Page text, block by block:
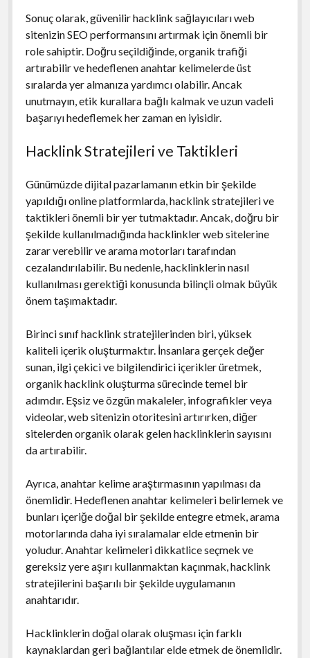
Sonuç olarak, güvenilir hacklink sağlayıcıları web
sitenizin SEO performansını artırmak için önemli bir
role sahiptir. Doğru seçildiğinde, organik trafiği
artırabilir ve hedeflenen anahtar kelimelerde üst
sıralarda yer almanıza yardımcı olabilir. Ancak
unutmayın, etik kurallara bağlı kalmak ve uzun vadeli
başarıyı hedeflemek her zaman en iyisidir.
Hacklink Stratejileri ve Taktikleri
Günümüzde dijital pazarlamanın etkin bir şekilde
yapıldığı online platformlarda, hacklink stratejileri ve
taktikleri önemli bir yer tutmaktadır. Ancak, doğru bir
şekilde kullanılmadığında hacklinkler web sitelerine
zarar verebilir ve arama motorları tarafından
cezalandırılabilir. Bu nedenle, hacklinklerin nasıl
kullanılması gerektiği konusunda bilinçli olmak büyük
önem taşımaktadır.
Birinci sınıf hacklink stratejilerinden biri, yüksek
kaliteli içerik oluşturmaktır. İnsanlara gerçek değer
sunan, ilgi çekici ve bilgilendirici içerikler üretmek,
organik hacklink oluşturma sürecinde temel bir
adımdır. Eşsiz ve özgün makaleler, infografikler veya
videolar, web sitenizin otoritesini artırırken, diğer
sitelerden organik olarak gelen hacklinklerin sayısını
da artırabilir.
Ayrıca, anahtar kelime araştırmasının yapılması da
önemlidir. Hedeflenen anahtar kelimeleri belirlemek ve
bunları içeriğe doğal bir şekilde entegre etmek, arama
motorlarında daha iyi sıralamalar elde etmenin bir
yoludur. Anahtar kelimeleri dikkatlice seçmek ve
gereksiz yere aşırı kullanmaktan kaçınmak, hacklink
stratejilerini başarılı bir şekilde uygulamanın
anahtarıdır.
Hacklinklerin doğal olarak oluşması için farklı
kaynaklardan geri bağlantılar elde etmek de önemlidir.